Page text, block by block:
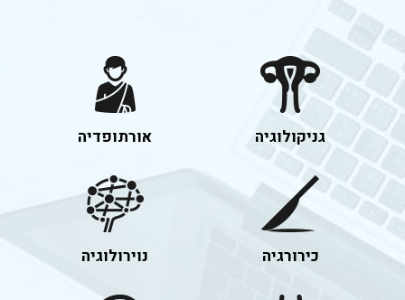
אורתופדיה גניקולוגיה
נוירולוגיה כירורגיה